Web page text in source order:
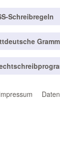
Schreibregeln